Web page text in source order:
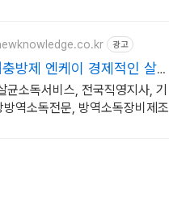
광고
방제 엔케이 경제적인 살균
균소독서비스, 전국직영지사, 기
방역소독전문, 방역소독장비제조